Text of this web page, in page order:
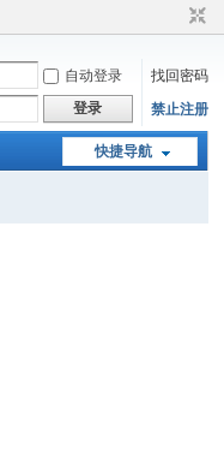
自动登录
找回密码
登录 禁止注册
快捷导航